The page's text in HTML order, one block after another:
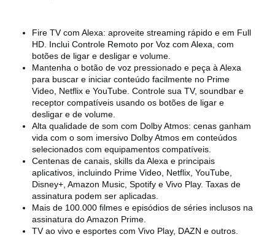
Fire TV com Alexa: aproveite streaming rápido e em Full
HD. Inclui Controle Remoto por Voz com Alexa, com
botões de ligar e desligar e volume.
Mantenha o botão de voz pressionado e peça à Alexa
para buscar e iniciar conteúdo facilmente no Prime
Video, Netflix e YouTube. Controle sua TV, soundbar e
receptor compatíveis usando os botões de ligar e
desligar e de volume.
Alta qualidade de som com Dolby Atmos: cenas ganham
vida com o som imersivo Dolby Atmos em conteúdos
selecionados com equipamentos compatíveis.
Centenas de canais, skills da Alexa e principais
aplicativos, incluindo Prime Video, Netflix, YouTube,
Disney+, Amazon Music, Spotify e Vivo Play. Taxas de
assinatura podem ser aplicadas.
Mais de 100.000 filmes e episódios de séries inclusos na
assinatura do Amazon Prime.
TV ao vivo e esportes com Vivo Play, DAZN e outros.